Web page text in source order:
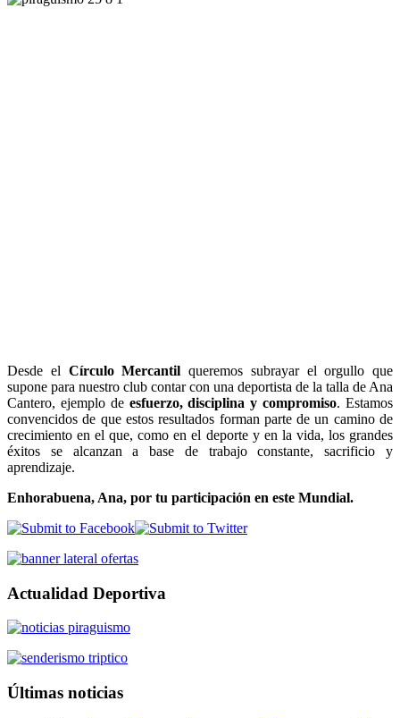
Desde el Círculo Mercantil queremos subrayar el orgullo que
supone para nuestro club contar con una deportista de la talla de Ana
Cantero, ejemplo de esfuerzo, disciplina y compromiso. Estamos
convencidos de que estos resultados forman parte de un camino de
crecimiento en el que, como en el deporte y en la vida, los grandes
éxitos se alcanzan a base de trabajo constante, sacrificio y
aprendizaje.
Enhorabuena, Ana, por tu participación en este Mundial.
Actualidad Deportiva
Últimas noticias